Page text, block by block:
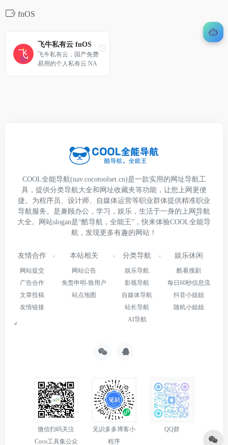
fnOS
飞牛私有云 fnOS
飞牛私有云，国产免费
易用的个人私有云 NA
COOL全能导航(nav.cocotoolset.cn)是一款实用的网址导航工
具，提供分类导航大全和网址收藏夹等功能，让您上网更便
捷。为程序员、设计师、自媒体运营等职业群体提供精准职业
导航服务。是兼顾办公，学习，娱乐，生活于一身的上网导航
大全。网站slogan是“酷导航，全能王”，快来体验COOL全能导
航，发现更多有趣的网站！
友情合作
网站提交
广告合作
文章投稿
友情链接
本站相关
网站公告
免责申明-致用户
站点地图
分类导航
娱乐导航
影视导航
自媒体导航
站长导航
AI导航
娱乐休闲
酷看搜剧
每日60秒信息流
抖音小姐姐
随机小姐姐
微信扫码关注
Coco工具集公众
见识多多博客小
程序
QQ群